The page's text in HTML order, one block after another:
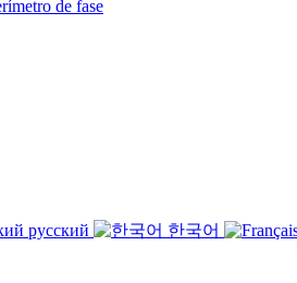
de fase
русский 한국어